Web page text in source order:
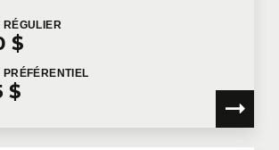
RÉGULIER
$
PRÉFÉRENTIEL
$